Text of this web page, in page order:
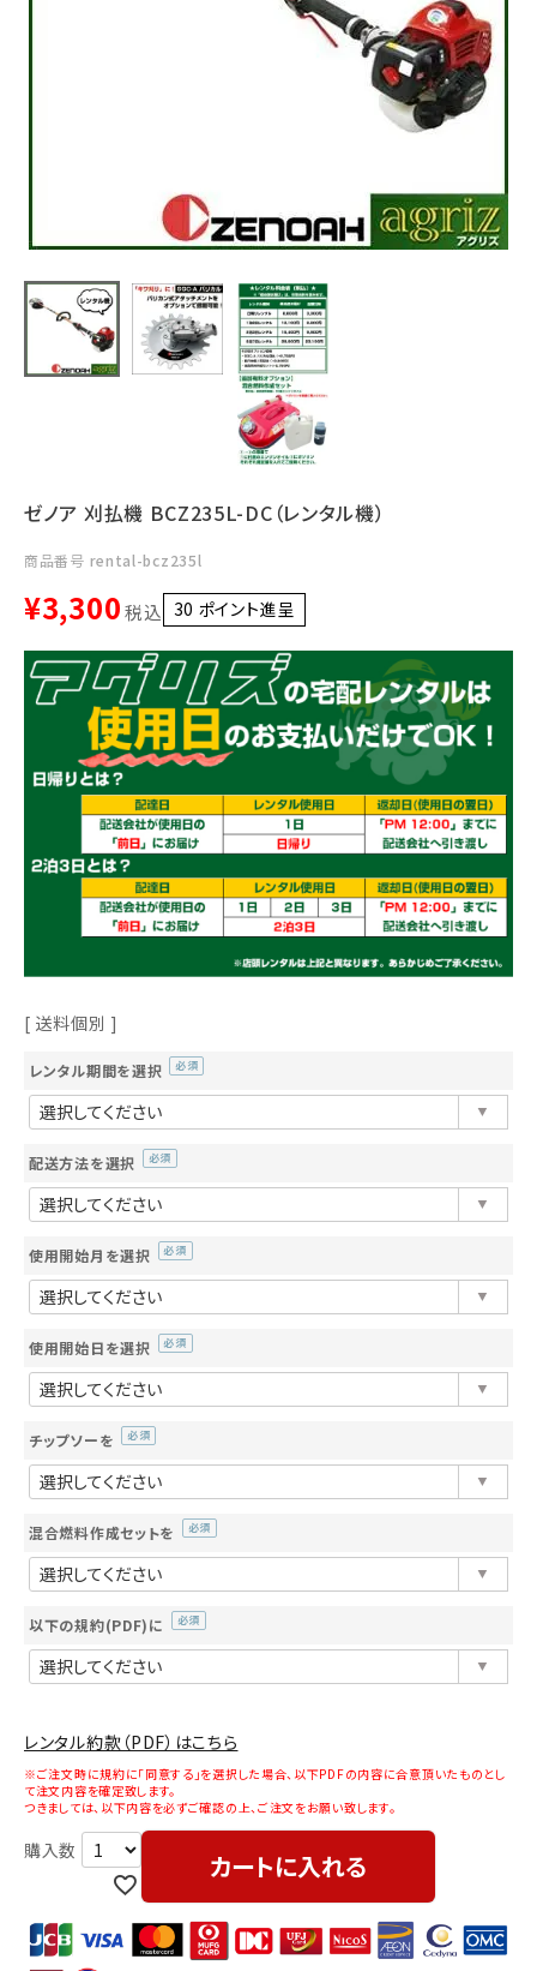
0739-72-4532
ゼノア 刈払機 BCZ235L-DC（レンタル機）
商品番号 rental-bcz235l
¥3,300 税込 30 ポイント進呈 ]
送料個別
レンタル期間を選択
配送方法を選択
須)
使用開始月を選択
須)
使用開始日を選択
須)
チップソーを
須)
混合燃料作成セットを
以下の規約(PDF)に
レンタル約款（PDF）はこちら
※ご注文時に規約に「同意する」を選択した場合、以下PDFの内容に合意頂いたものとし
て注文内容を確定致します。
つきましては、以下内容を必ずご確認の上、ご注文をお願い致します。
カートに入れる